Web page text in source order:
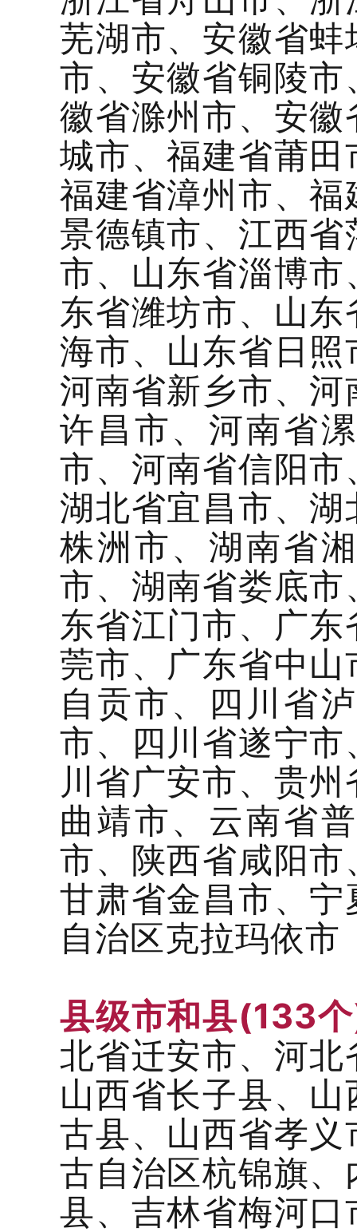
芜湖市、安徽省
市、安徽省铜陵
徽省滁州市、安
城市、福建省莆
福建省漳州市、
景德镇市、江西
市、山东省淄博
东省潍坊市、山
海市、山东省日
河南省新乡市、
许昌市、河南省
市、河南省信阳
湖北省宜昌市、
株洲市、湖南省
市、湖南省娄底
东省江门市、广
莞市、广东省中
自贡市、四川省
市、四川省遂宁
川省广安市、贵
曲靖市、云南省
市、陕西省咸阳
甘肃省金昌市、
自治区克拉玛依市
县级市和县(133
北省迁安市、河
山西省长子县、
古县、山西省孝
古自治区杭锦旗
县、吉林省梅河